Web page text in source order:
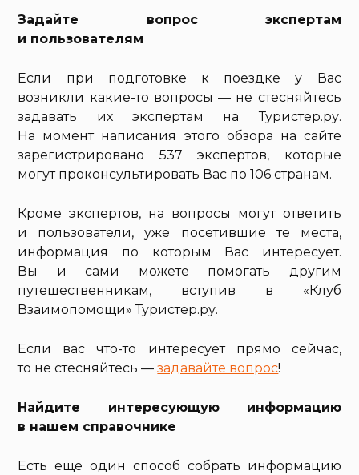
Задайте вопрос экспертам
и пользователям
Если при подготовке к поездке у Вас
возникли какие-то вопросы — не стесняйтесь
задавать их экспертам на Туристер.ру.
На момент написания этого обзора на сайте
зарегистрировано 537 экспертов, которые
могут проконсультировать Вас по 106 странам.
Кроме экспертов, на вопросы могут ответить
и пользователи, уже посетившие те места,
информация по которым Вас интересует.
Вы и сами можете помогать другим
путешественникам, вступив в «Клуб
Взаимопомощи» Туристер.ру.
Если вас что-то интересует прямо сейчас,
то не стесняйтесь —задавайте вопрос!
Найдите интересующую информацию
в нашем справочнике
Есть еще один способ собрать информацию